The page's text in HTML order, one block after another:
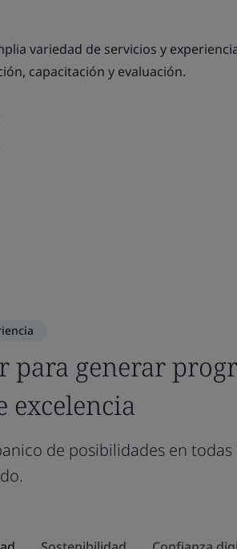
impulsar un cambio positivo
capacitación y evaluación.
para generar
excelencia